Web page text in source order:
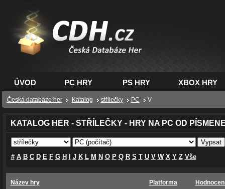
CDH.cz - hry na PC,
PS, XBOX - Česká
databáze her
ÚVOD PC HRY PS HRY XBOX HRY
Česká databáze her Katalog střílečky PC V
KATALOG HER - STŘÍLEČKY - HRY NA PC OD
# A B C D E F G H J K L M N O P Q R S T U V W X Y Z Vše
Název hry Platforma